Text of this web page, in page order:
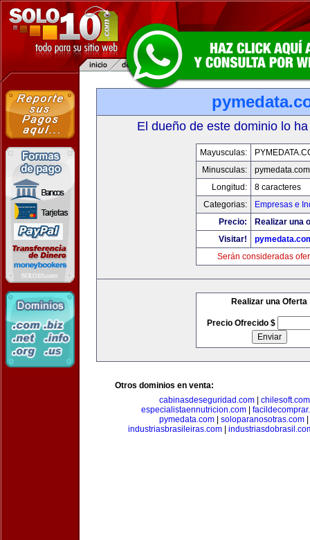
El dueño de este dominio lo
Mayusculas:
Minusculas:
pymedata.com
Longitud:
8 caracteres
Categorias:
Empresas e
Precio:
Realizar una
Visitar!
Serán consideradas
Realizar una Oferta
Precio Ofrecido $
Otros dominios en venta:
cabinasdeseguridad.com| chilesoft.com
especialistaennutricion.com|
pymedata.com
soloparanosotras.com
industriasbrasileiras.com|